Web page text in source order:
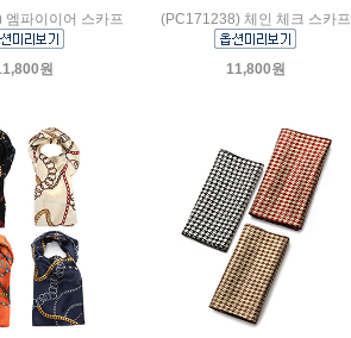
파이이어 스카프
원
(PC171238) 체인 체크 스카프
11,800원